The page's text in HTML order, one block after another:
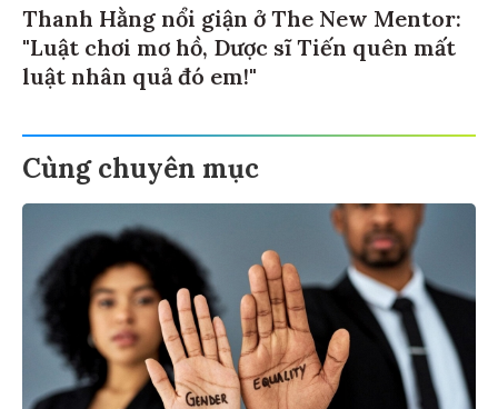
Thanh Hằng nổi giận ở The New Mentor:
"Luật chơi mơ hồ, Dược sĩ Tiến quên mất
luật nhân quả đó em!"
Cùng chuyên mục